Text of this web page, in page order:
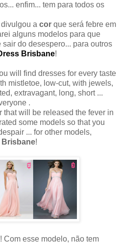
enfim... tem para todos os
divulgou a cor que será febre em
alguns modelos para que
do desespero... para outros
Brisbane!
will find dresses for every taste
mistletoe, low-cut, with jewels,
extravagant, long, short ...
.
that will be released the fever in
some models so that you
... for other models,
Brisbane!
Com esse modelo, não tem